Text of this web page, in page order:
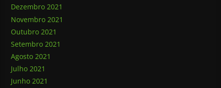
Dezembro 2021
Novembro 2021
Outubro 2021
Setembro 2021
Agosto 2021
Julho 2021
Junho 2021